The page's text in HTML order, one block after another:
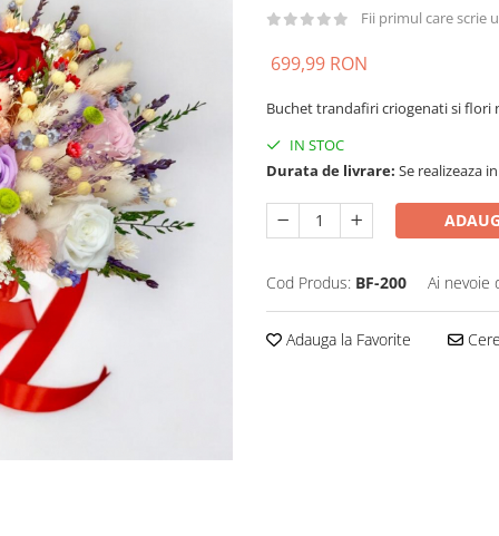
Fii primul care scrie
699,99 RON
Buchet trandafiri criogenati si flori
IN STOC
Durata de livrare: Se realizeaza
Cod Produs: BF-200 Ai nevoie
Adauga la Favorite